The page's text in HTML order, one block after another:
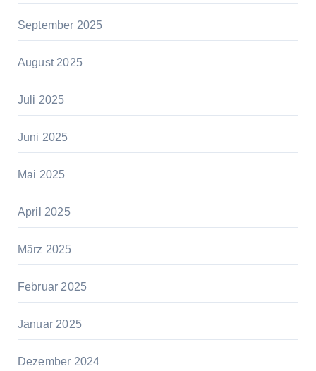
September 2025
August 2025
Juli 2025
Juni 2025
Mai 2025
April 2025
März 2025
Februar 2025
Januar 2025
Dezember 2024